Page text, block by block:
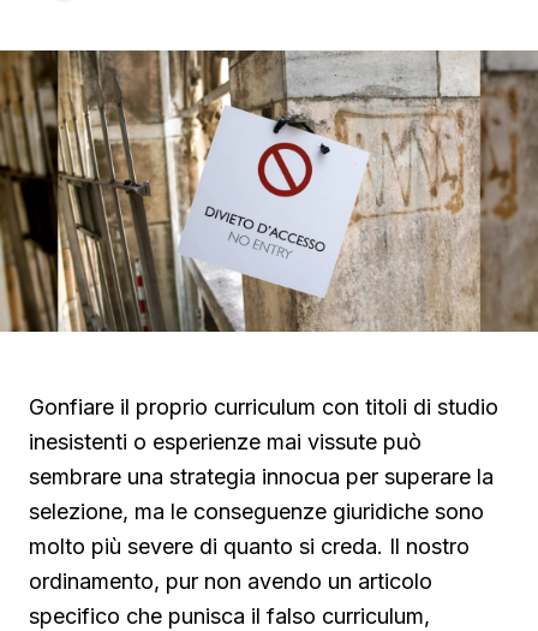
Gonfiare il proprio curriculum con titoli di studio
inesistenti o esperienze mai vissute può
sembrare una strategia innocua per superare la
selezione, ma le conseguenze giuridiche sono
molto più severe di quanto si creda. Il nostro
ordinamento, pur non avendo un articolo
specifico che punisca il falso curriculum,